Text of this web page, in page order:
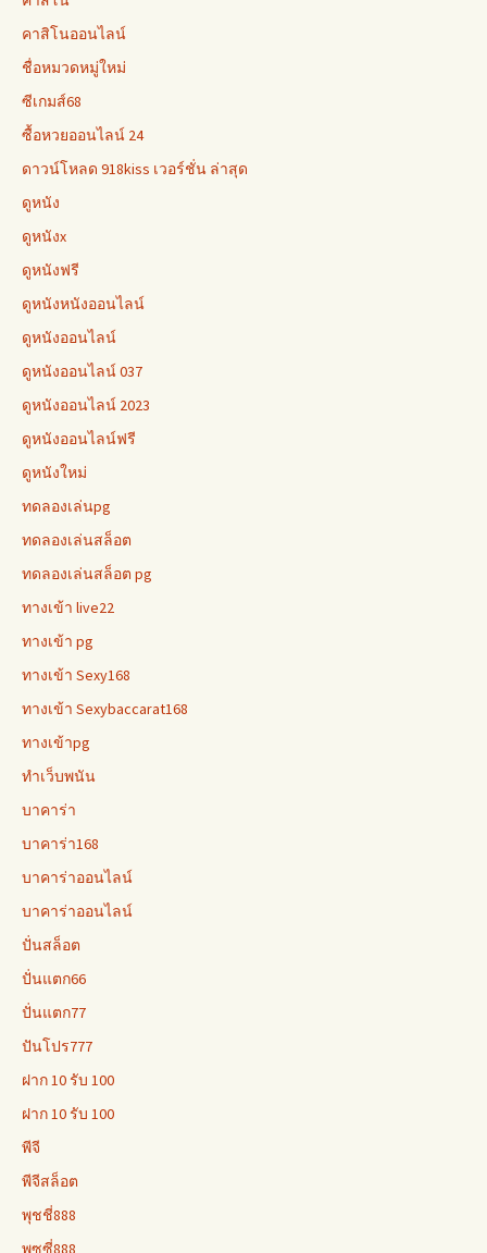
คาสิโนออนไลน์
ชื่อหมวดหมู่ใหม่
ซีเกมส์68
ซื้อหวยออนไลน์ 24
ดาวน์โหลด 918kiss เวอร์ชั่น ล่าสุด
ดูหนัง
ดูหนังx
ดูหนังฟรี
ดูหนังหนังออนไลน์
ดูหนังออนไลน์
ดูหนังออนไลน์ 037
ดูหนังออนไลน์ 2023
ดูหนังออนไลน์ฟรี
ดูหนังใหม่
ทดลองเล่นpg
ทดลองเล่นสล็อต
ทดลองเล่นสล็อต pg
ทางเข้า live22
ทางเข้า pg
ทางเข้า Sexy168
ทางเข้า Sexybaccarat168
ทางเข้าpg
ทำเว็บพนัน
บาคาร่า
บาคาร่า168
บาคาร่าออนไลน์
บาคาร่าออนไลน์
ปั่นสล็อต
ปั่นแตก66
ปั่นแตก77
ปันโปร777
ฝาก 10 รับ 100
ฝาก 10 รับ 100
พีจี
พีจีสล็อต
พุชชี่888
พุซซี่888